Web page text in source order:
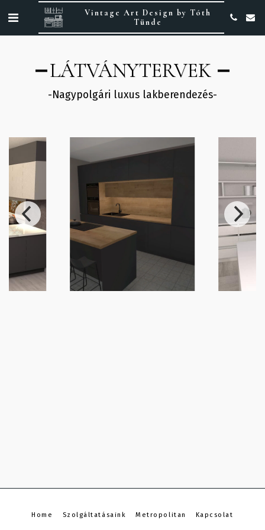
Vintage Art Design by Tóth
Tünde
LÁTVÁNYTERVEK
-Nagypolgári luxus lakberendezés-
Home Szolgáltatásaink Metropolitan Kapcsolat